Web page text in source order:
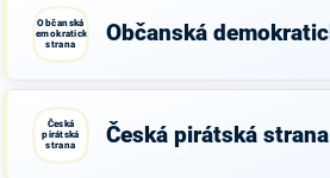
Občanská
demokratická
strana
Občanská
Česká
pirátská
strana
Česká pirátská strana